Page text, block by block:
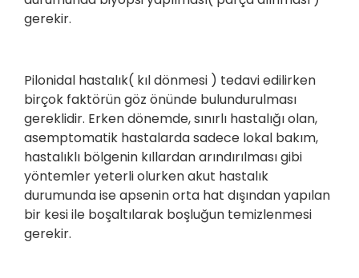
gerekir.
Pilonidal hastalık( kıl dönmesi ) tedavi edilirken
birçok faktörün göz önünde bulundurulması
gereklidir. Erken dönemde, sınırlı hastalığı olan,
asemptomatik hastalarda sadece lokal bakım,
hastalıklı bölgenin kıllardan arındırılması gibi
yöntemler yeterli olurken akut hastalık
durumunda ise apsenin orta hat dışından yapılan
bir kesi ile boşaltılarak boşluğun temizlenmesi
gerekir.